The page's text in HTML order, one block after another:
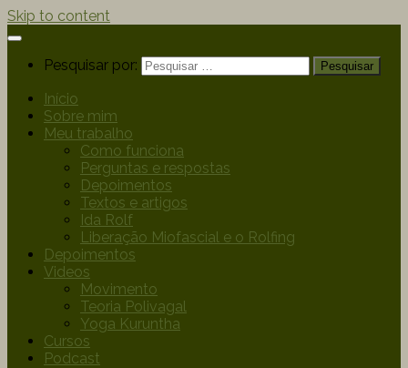
Skip to content
Pesquisar por:
Início
Sobre mim
Meu trabalho
Como funciona
Perguntas e respostas
Depoimentos
Textos e artigos
Ida Rolf
Liberação Miofascial e o Rolfing
Depoimentos
Videos
Movimento
Teoria Polivagal
Yoga Kuruntha
Cursos
Podcast